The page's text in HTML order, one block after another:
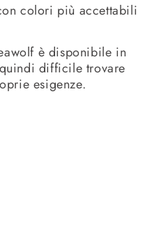
colori più accettabili
è disponibile in
difficile trovare
esigenze.